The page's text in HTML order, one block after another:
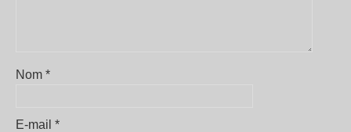
Nom *
E-mail *